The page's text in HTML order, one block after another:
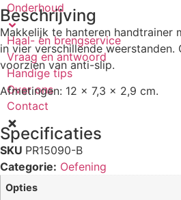
Onderhoud
Haal- en brengservice
Vraag en antwoord
Handige tips
Over ons
Contact
Beschrijving
Makkelijk te hanteren handtrainer
in vier verschillende
voorzien van anti-slip.
Afmetingen: 12 x 7,3 x 2,9 cm.
Specificaties
SKU PR15090-B
Categorie: Oefening
Opties